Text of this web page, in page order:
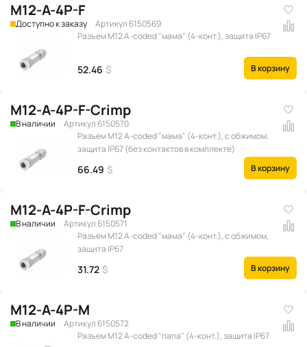
M12-A-4P-F
Доступно к заказу
Артикул 6150569
Разъем M12 A-coded "мама" (4-конт.), защита IP67
52.46 $ В корзину
M12-A-4P-F-Crimp
В наличии
Артикул 6150570
Разъем M12 A-coded "мама" (4-конт.), с обжимом,
защита IP67 (без контактов в комплекте)
66.49 $ В корзину
M12-A-4P-F-Crimp
В наличии
Артикул 6150571
Разъем M12 A-coded "мама" (4-конт.), с обжимом,
защита IP67
31.72 $ В корзину
M12-A-4P-M
В наличии
Артикул 6150572
Разъем M12 A-coded "папа" (4-конт.), защита IP67